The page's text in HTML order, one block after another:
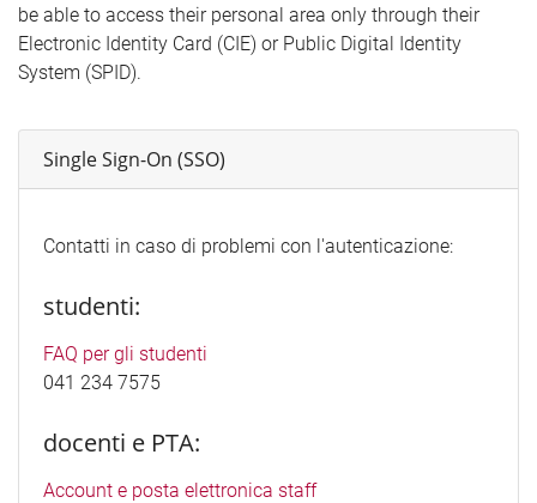
be able to access their personal area only through their
Electronic Identity Card (CIE) or Public Digital Identity
System (SPID).
Single Sign-On (SSO)
Contatti in caso di problemi con l'autenticazione:
studenti:
FAQ per gli studenti
041 234 7575
docenti e PTA:
Account e posta elettronica staff